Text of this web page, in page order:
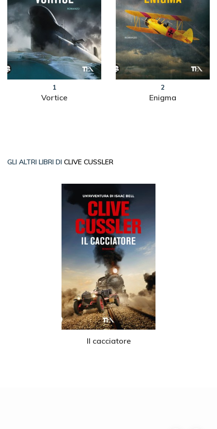
1
Vortice
2
Enigma
GLI ALTRI LIBRI DI CLIVE CUSSLER
Il cacciatore